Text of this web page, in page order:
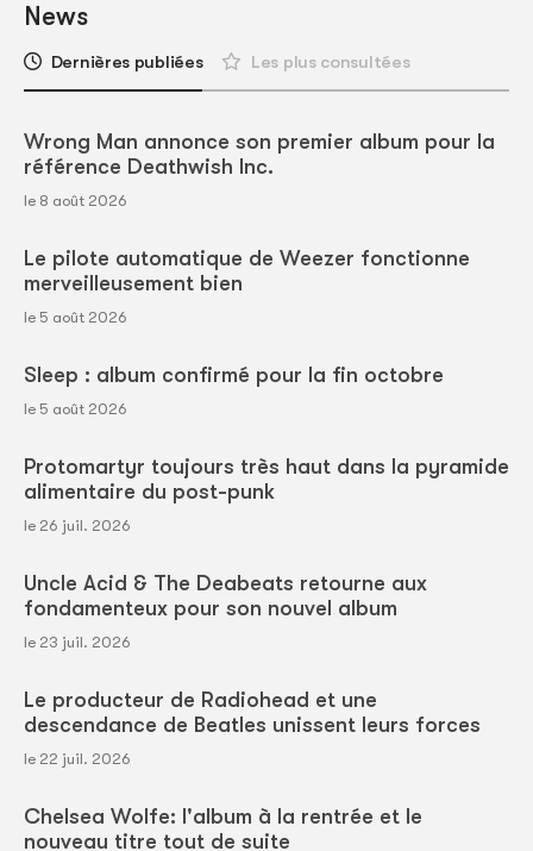
News
Dernières publiées Les plus consultées
Wrong Man annonce son premier album pour la
référence Deathwish Inc.
le 8 août 2026
Le pilote automatique de Weezer fonctionne
merveilleusement bien
le 5 août 2026
Sleep : album confirmé pour la fin octobre
le 5 août 2026
Protomartyr toujours très haut dans la pyramide
alimentaire du post-punk
le 26 juil. 2026
Uncle Acid & The Deabeats retourne aux
fondamenteux pour son nouvel album
le 23 juil. 2026
Le producteur de Radiohead et une
descendance de Beatles unissent leurs forces
le 22 juil. 2026
Chelsea Wolfe: l'album à la rentrée et le
nouveau titre tout de suite